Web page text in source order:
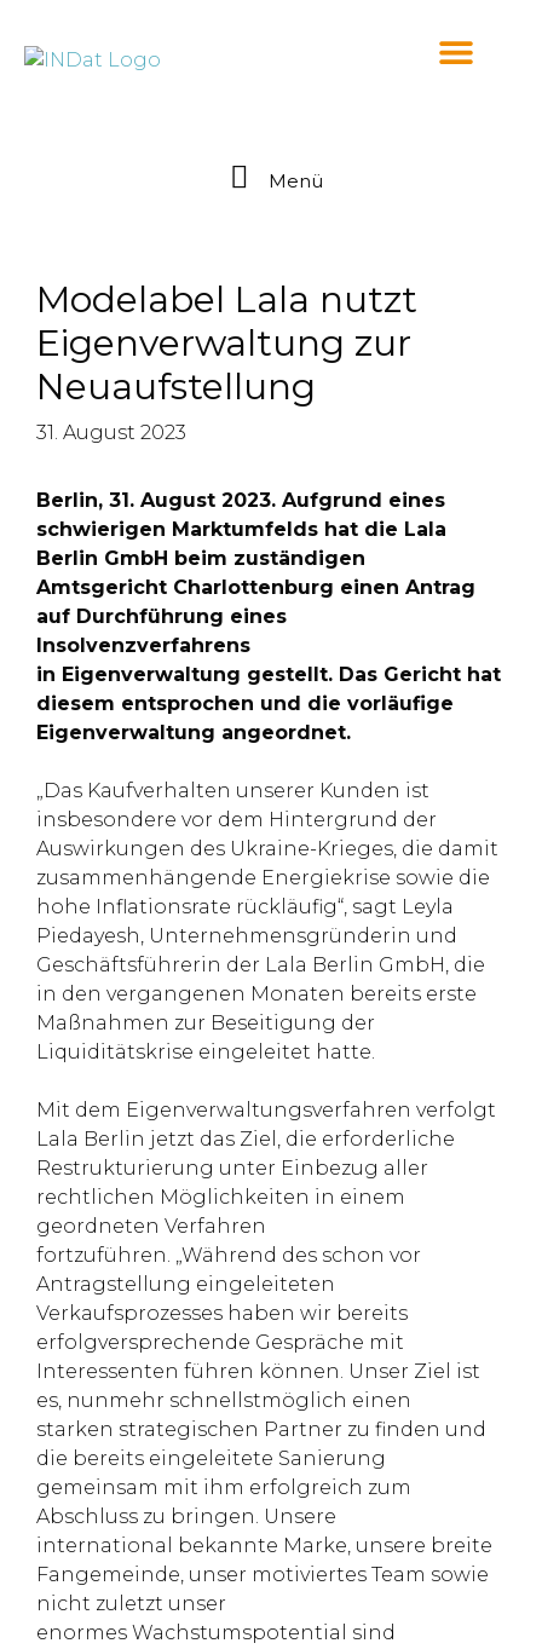
Menü
Modelabel Lala nutzt
Eigenverwaltung zur
Neuaufstellung
31. August 2023
Berlin, 31. August 2023. Aufgrund eines
schwierigen Marktumfelds hat die Lala
Berlin GmbH beim zuständigen
Amtsgericht Charlottenburg einen Antrag
auf Durchführung eines
Insolvenzverfahrens
in Eigenverwaltung gestellt. Das Gericht hat
diesem entsprochen und die vorläufige
Eigenverwaltung angeordnet.
„Das Kaufverhalten unserer Kunden ist
insbesondere vor dem Hintergrund der
Auswirkungen des Ukraine-Krieges, die damit
zusammenhängende Energiekrise sowie die
hohe Inflationsrate rückläufig“, sagt Leyla
Piedayesh, Unternehmensgründerin und
Geschäftsführerin der Lala Berlin GmbH, die
in den vergangenen Monaten bereits erste
Maßnahmen zur Beseitigung der
Liquiditätskrise eingeleitet hatte.
Mit dem Eigenverwaltungsverfahren verfolgt
Lala Berlin jetzt das Ziel, die erforderliche
Restrukturierung unter Einbezug aller
rechtlichen Möglichkeiten in einem
geordneten Verfahren
fortzuführen. „Während des schon vor
Antragstellung eingeleiteten
Verkaufsprozesses haben wir bereits
erfolgversprechende Gespräche mit
Interessenten führen können. Unser Ziel ist
es, nunmehr schnellstmöglich einen
starken strategischen Partner zu finden und
die bereits eingeleitete Sanierung
gemeinsam mit ihm erfolgreich zum
Abschluss zu bringen. Unsere
international bekannte Marke, unsere breite
Fangemeinde, unser motiviertes Team sowie
nicht zuletzt unser
enormes Wachstumspotential sind